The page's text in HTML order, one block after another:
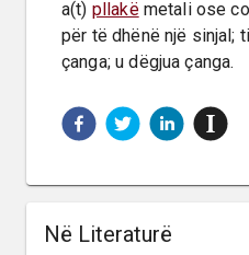
a(t) pllakë metali ose
për të dhënë një sinjal;
çanga; u dëgjua çanga.
Në Literaturë